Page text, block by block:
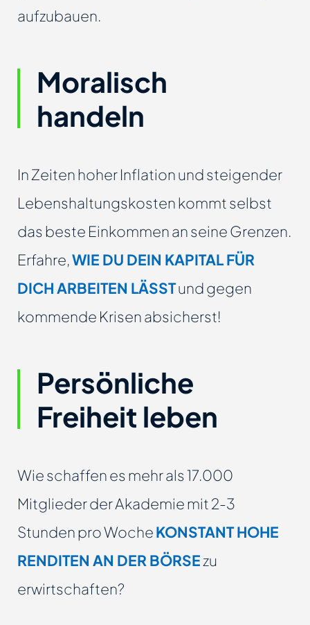
aufzubauen.
Moralisch
handeln
In Zeiten hoher Inflation und steigender
Lebenshaltungskosten kommt selbst
das beste Einkommen an seine Grenzen.
Erfahre,WIE DU DEIN KAPITAL FÜR
DICH ARBEITEN LÄSSTund gegen
kommende Krisen absicherst!
Persönliche
Freiheit leben
Wie schaffen es mehr als 17.000
Mitglieder der Akademie mit 2-3
Stunden pro WocheKONSTANT HOHE
RENDITEN AN DER BÖRSEzu
erwirtschaften?